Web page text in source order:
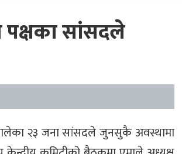
पक्षका सांसदले
२३ जना सांसदले जुनसुकै अवस्थामा